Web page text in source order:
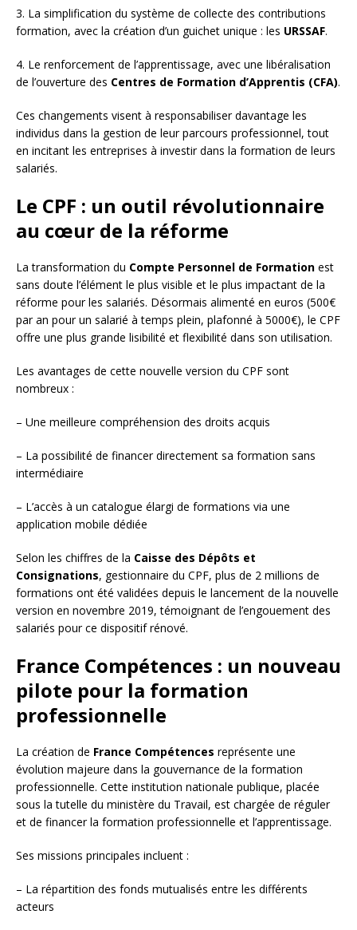
3. La simplification du système de collecte des contributions
formation, avec la création d’un guichet unique : les URSSAF.
4. Le renforcement de l’apprentissage, avec une libéralisation
de l’ouverture des Centres de Formation d’Apprentis (CFA).
Ces changements visent à responsabiliser davantage les
individus dans la gestion de leur parcours professionnel, tout
en incitant les entreprises à investir dans la formation de leurs
salariés.
Le CPF : un outil révolutionnaire
au cœur de la réforme
La transformation du Compte Personnel de Formation est
sans doute l’élément le plus visible et le plus impactant de la
réforme pour les salariés. Désormais alimenté en euros (500€
par an pour un salarié à temps plein, plafonné à 5000€), le CPF
offre une plus grande lisibilité et flexibilité dans son utilisation.
Les avantages de cette nouvelle version du CPF sont
nombreux :
– Une meilleure compréhension des droits acquis
– La possibilité de financer directement sa formation sans
intermédiaire
– L’accès à un catalogue élargi de formations via une
application mobile dédiée
Selon les chiffres de la Caisse des Dépôts et
Consignations, gestionnaire du CPF, plus de 2 millions de
formations ont été validées depuis le lancement de la nouvelle
version en novembre 2019, témoignant de l’engouement des
salariés pour ce dispositif rénové.
France Compétences : un nouveau
pilote pour la formation
professionnelle
La création de France Compétences représente une
évolution majeure dans la gouvernance de la formation
professionnelle. Cette institution nationale publique, placée
sous la tutelle du ministère du Travail, est chargée de réguler
et de financer la formation professionnelle et l’apprentissage.
Ses missions principales incluent :
– La répartition des fonds mutualisés entre les différents
acteurs